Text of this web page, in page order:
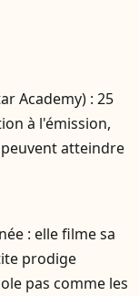
Academy) : 25
à l'émission,
atteindre
: elle filme sa
prodige
pas comme les